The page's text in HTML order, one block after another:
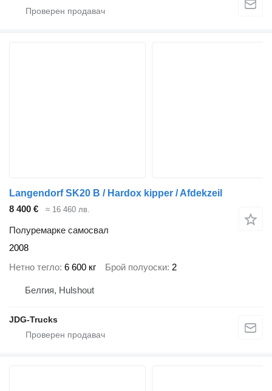
Langendorf SK20 B / Hardox kipper / Afdekzeil
8 400 €
≈ 16 460 лв.
Полуремарке самосвал
2008
Нетно тегло 6 600 кг Брой полуоски 2
Белгия, Hulshout
JDG-Trucks